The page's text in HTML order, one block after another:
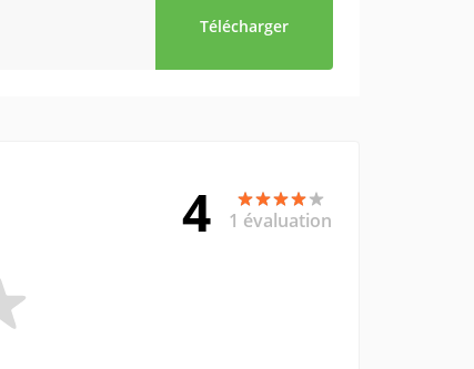
Télécharger
4 1 évaluation